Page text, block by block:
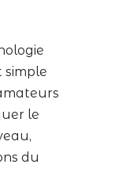
simple
le
du